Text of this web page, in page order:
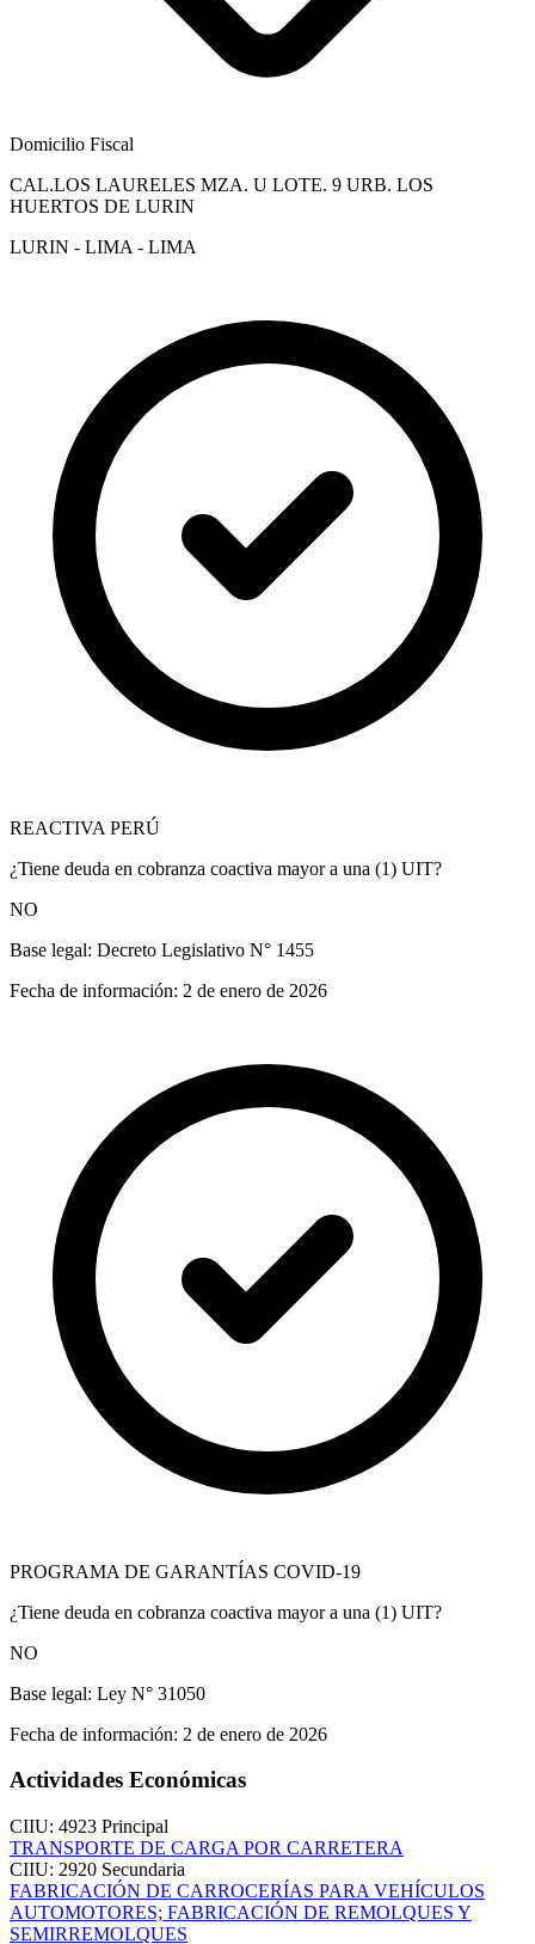
Domicilio Fiscal
CAL.LOS LAURELES MZA. U LOTE. 9 URB. LOS
HUERTOS DE LURIN
LURIN - LIMA - LIMA
REACTIVA PERÚ
¿Tiene deuda en cobranza coactiva mayor a una (1) UIT?
NO
Base legal: Decreto Legislativo N° 1455
Fecha de información: 2 de enero de 2026
PROGRAMA DE GARANTÍAS COVID-19
¿Tiene deuda en cobranza coactiva mayor a una (1) UIT?
NO
Base legal: Ley N° 31050
Fecha de información: 2 de enero de 2026
Actividades Económicas
CIIU: 4923 Principal
TRANSPORTE DE CARGA POR CARRETERA
CIIU: 2920 Secundaria
FABRICACIÓN DE CARROCERÍAS PARA VEHÍCULOS
AUTOMOTORES; FABRICACIÓN DE REMOLQUES Y
SEMIRREMOLQUES